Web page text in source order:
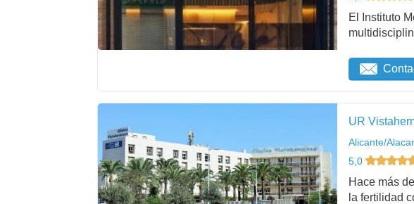
El Instituto
UR
Alicante/
5,0
Hace más
la fertilidad